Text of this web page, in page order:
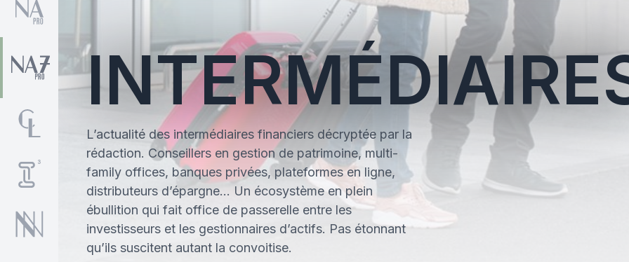
L’actualité des intermédiaires financiers décryptée par la
rédaction. Conseillers en gestion de patrimoine, multi-
family offices, banques privées, plateformes en ligne,
distributeurs d’épargne… Un écosystème en plein
ébullition qui fait office de passerelle entre les
investisseurs et les gestionnaires d’actifs. Pas étonnant
qu’ils suscitent autant la convoitise.